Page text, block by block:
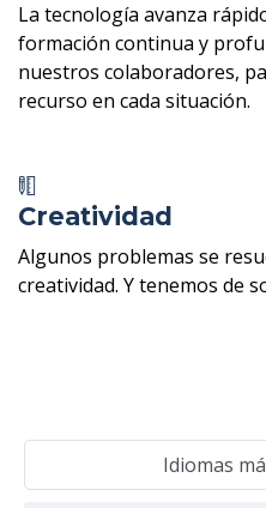
La tecnología avanza
formación continua y
nuestros colaboradores,
recurso en cada situación.
Creatividad
Algunos problemas se
creatividad. Y tenemos de
Idiomas